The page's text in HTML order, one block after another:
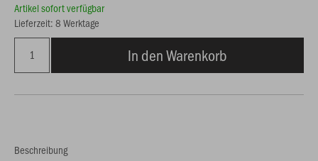
Artikel sofort verfügbar
Lieferzeit: 8 Werktage
In den Warenkorb
Beschreibung